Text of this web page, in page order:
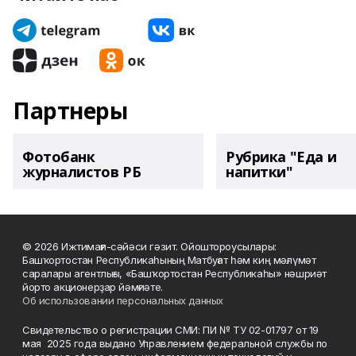
Партнеры
Фотобанк
журналистов РБ
Рубрика "Еда и
напитки"
© 2026 Ижтимағи-сәйәси гәзит. Ойоштороусылары:
Башҡортостан Республикаһының Матбуғат һәм киң мәғлүмәт
саралары агентлығы, «Башҡортостан Республикаһы» нәшриәт
йорто акционерҙар йәмғиәте.
Об использовании персональных данных
Свидетельство о регистрации СМИ: ПИ № ТУ 02-01797 от 19
мая 2025 года выдано Управлением федеральной службы по